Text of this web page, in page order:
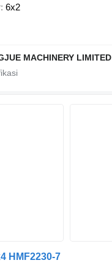
6x2
MACHINERY LIMITED
HMF2230-7